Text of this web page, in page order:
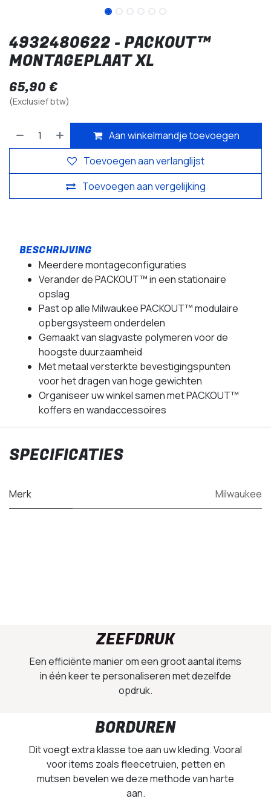
4932480622 - PACKOUT™
MONTAGEPLAAT XL
65,90 €
(Exclusief btw)
Aan winkelmandje toevoegen
Toevoegen aan vergelijking
Toevoegen aan verlanglijst
Meerdere montageconfiguraties
Verander de PACKOUT™ in een stationaire
opslag
Past op alle Milwaukee PACKOUT™ modulaire
opbergsysteem onderdelen
Gemaakt van slagvaste polymeren voor de
hoogste duurzaamheid
Met metaal versterkte bevestigingspunten
voor het dragen van hoge gewichten
Organiseer uw winkel samen met PACKOUT™
koffers en wandaccessoires
SPECIFICATIES
Merk Milwaukee
ZEEFDRUK
Een efficiënte manier om een groot aantal items
in één keer te personaliseren met dezelfde
opdruk.
BORDUREN
Dit voegt extra klasse toe aan uw kleding. Vooral
voor items zoals fleecetruien, petten en
mutsen bevelen we deze methode van harte
aan.